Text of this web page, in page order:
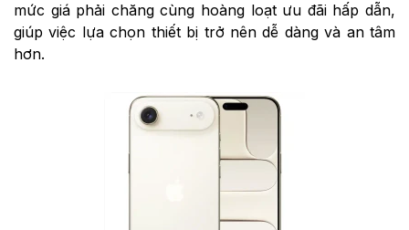
mức giá phải chăng cùng hoàng loạt ưu đãi hấp dẫn,
giúp việc lựa chọn thiết bị trở nên dễ dàng và an tâm
hơn.